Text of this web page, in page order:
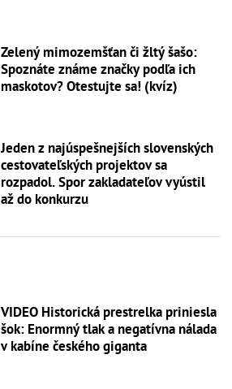
Zelený mimozemšťan či žltý šašo:
Spoznáte známe značky podľa ich
maskotov? Otestujte sa! (kvíz)
Jeden z najúspešnejších slovenských
cestovateľských projektov sa
rozpadol. Spor zakladateľov vyústil
až do konkurzu
VIDEO Historická prestrelka priniesla
šok: Enormný tlak a negatívna nálada
v kabíne českého giganta